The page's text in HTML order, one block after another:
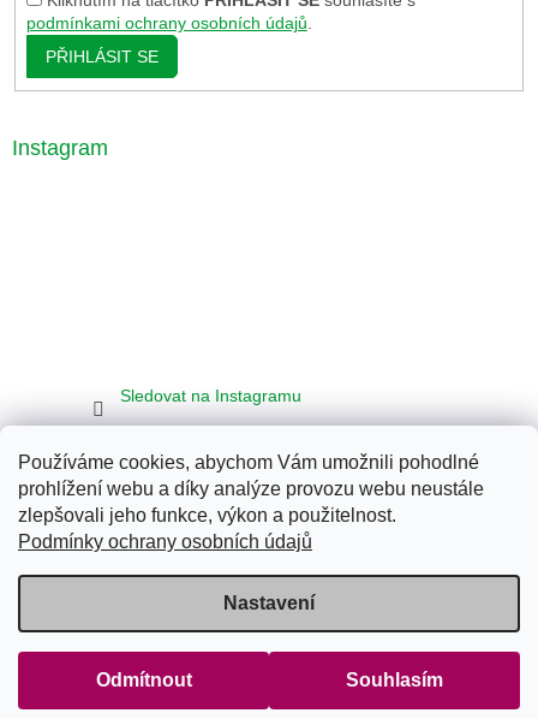
Používáme cookies, abychom Vám umožnili pohodlné
prohlížení webu a díky analýze provozu webu neustále
zlepšovali jeho funkce, výkon a použitelnost.
Podmínky ochrany osobních údajů
Nastavení
Odmítnout Souhlasím
podmínkami ochrany osobních údajů
PŘIHLÁSIT SE
Instagram
Sledovat na Instagramu
Seznam Google Bing
Copyright 2026Klub Energy Tábor. Všechna práva vyhrazena.
Upravit nastavení cookies